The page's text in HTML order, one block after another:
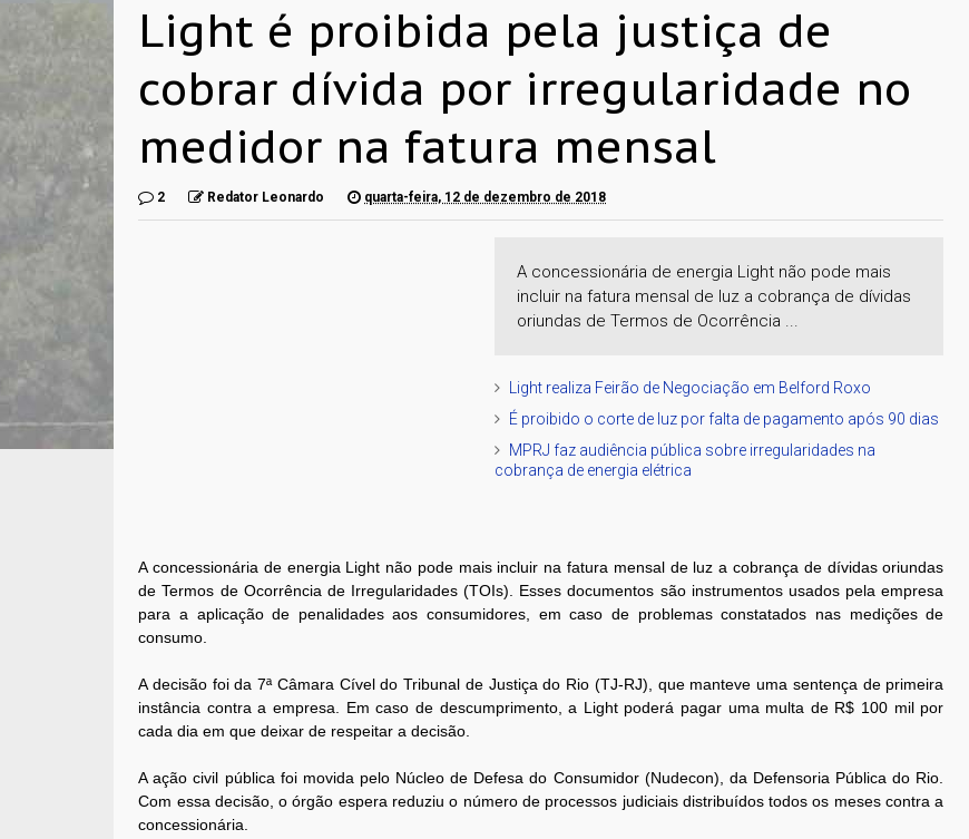
Light é proibida pela justiça de
cobrar dívida por irregularidade no
medidor na fatura mensal
2 Redator Leonardo quarta-feira, 12 de dezembro de 2018
A concessionária de energia Light não pode mais
incluir na fatura mensal de luz a cobrança de dívidas
oriundas de Termos de Ocorrência ...
Light realiza Feirão de Negociação em Belford Roxo
É proibido o corte de luz por falta de pagamento após 90 dias
MPRJ faz audiência pública sobre irregularidades na
cobrança de energia elétrica
A concessionária de energia Light não pode mais incluir na fatura mensal de luz a cobrança de dívidas oriundas
de Termos de Ocorrência de Irregularidades (TOIs). Esses documentos são instrumentos usados pela empresa
para a aplicação de penalidades aos consumidores, em caso de problemas constatados nas medições de
consumo.
A decisão foi da 7ª Câmara Cível do Tribunal de Justiça do Rio (TJ-RJ), que manteve uma sentença de primeira
instância contra a empresa. Em caso de descumprimento, a Light poderá pagar uma multa de R$ 100 mil por
cada dia em que deixar de respeitar a decisão.
A ação civil pública foi movida pelo Núcleo de Defesa do Consumidor (Nudecon), da Defensoria Pública do Rio.
Com essa decisão, o órgão espera reduziu o número de processos judiciais distribuídos todos os meses contra a
concessionária.